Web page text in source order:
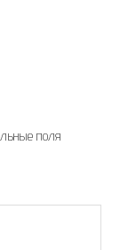
поля